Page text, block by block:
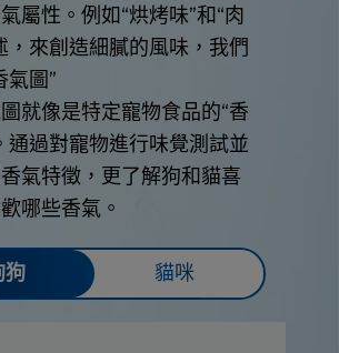
屬性。例如“烘烤味”和“肉
，來創造細膩的風味，我們
氣圖”
就像是特定寵物食品的“香
通過對寵物進行味覺測試並
氣特徵，更了解狗和貓喜
哪些香氣。
狗 貓咪